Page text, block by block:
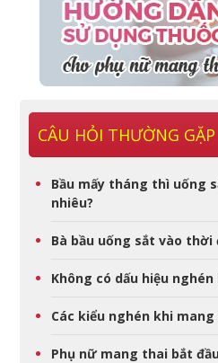
CÂU HỎI THƯỜNG GẶP
Bầu mấy tháng thì uống
nhiêu?
Bà bầu uống sắt vào
Không có dấu hiệu
Các kiểu nghén khi
Phụ nữ mang thai bắt